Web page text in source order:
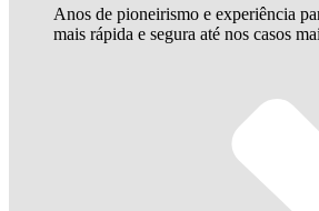
Anos de pioneirismo e experiência
mais rápida e segura até nos casos